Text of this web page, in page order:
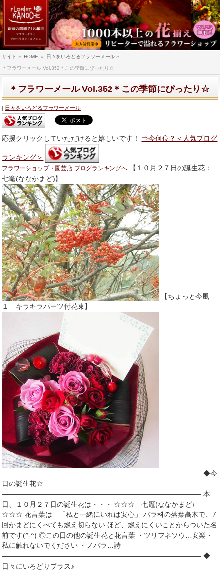
サイト » HOME » 日々をいろどるフラワーメール »
＊フラワーメール Vol.352＊この季節にぴったり☆
＊フラワーメール Vol.352＊この季節にぴったり☆
日々をいろどるフラワーメール
応援クリックしていただけると嬉しいです！ ⇒今何位？＜人気ブログ
ランキング＞
フラワーショップ・園芸店 ブログランキングへ
【１０月２７日の誕生花：
七竈(ななかまど)】
【ちょっと今風
１ キラキラパーツ付花束】
――――――――――――――――――――――――――――― ◆今
日の誕生花☆
――――――――――――――――――――――――――――― 本
日、１０月２７日の誕生花は・・・ ☆☆☆ 七竈(ななかまど)
☆☆☆ 花言葉は 「私と一緒にいれば安心」 バラ科の落葉高木で、7
回かまどにくべても燃え切らない ほど、燃えにくいことからついた名
前です(^-^) ◎この日の他の誕生花と花言葉 ・ツリフネソウ…安楽・
私に触れないでください ・ノバラ…詩
――――――――――――――――――――――――――――― ◆
日々にいろどりプラス♪